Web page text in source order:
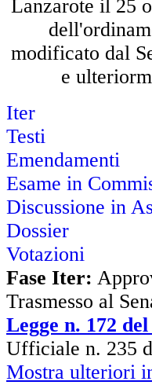
Lanzarote il 25
modificato dal
e
Iter
Testi
Emendamenti
Esame in
Discussione in
Dossier
Votazioni
Fase Iter:
Trasmesso al
Legge n. 172
Ufficiale n. 235
Mostra ulteriori